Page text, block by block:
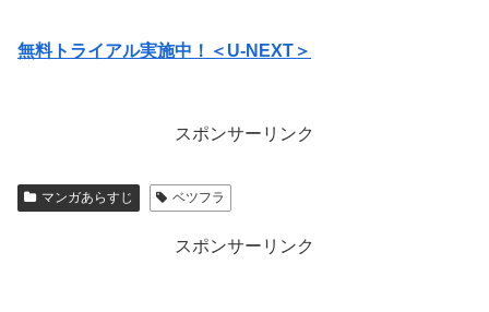
無料トライアル実施中！＜U-NEXT＞
スポンサーリンク
マンガあらすじ ベツフラ
スポンサーリンク